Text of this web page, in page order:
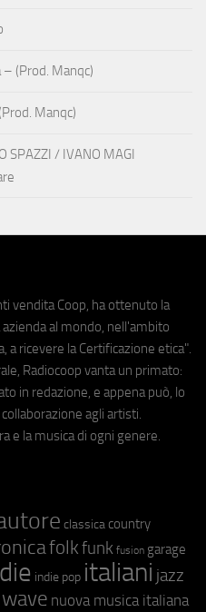
(Prod. Manqc)
Manqc)
SPAZZI / IVANO MAGI
vendita Coop, ha ottenuto la
al mondo, nell'ambito
a ricevere la Certificazione etica".
Radiocoop vanta un primato:
in redazione, e appena può, lo
agli artisti.
e la musica di ogni genere.
classica country
folkfunk fusion garage
indie pop italiani jazz
nuova musica italiana